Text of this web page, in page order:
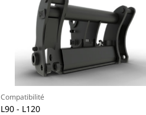
Compatibilité
L90 - L120